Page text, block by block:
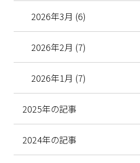
2026年3月 (6)
2026年2月 (7)
2026年1月 (7)
2025年の記事
2024年の記事